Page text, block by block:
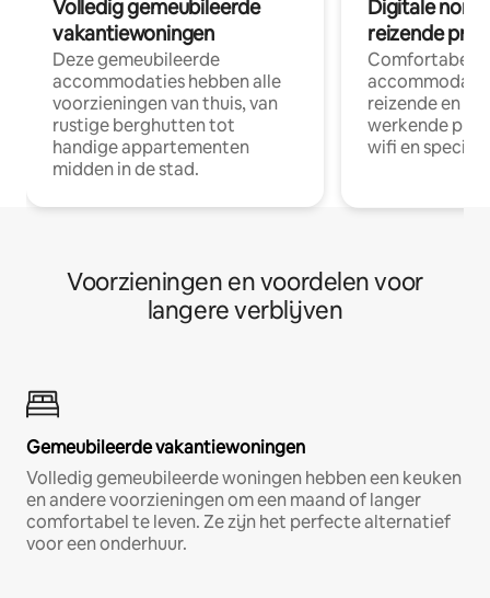
Volledig gemeubileerde
vakantiewoningen
Deze gemeubileerde
accommodaties hebben alle
voorzieningen van thuis, van
rustige berghutten tot
handige appartementen
midden in de stad.
Digitale
reizende
Comfortabele
reizende en
werkende
wifi en
Voorzieningen en voordelen voor
langere verblijven
Gemeubileerde vakantiewoningen
Volledig gemeubileerde woningen hebben een keuken
en andere voorzieningen om een maand of langer
comfortabel te leven. Ze zijn het perfecte alternatief
voor een onderhuur.